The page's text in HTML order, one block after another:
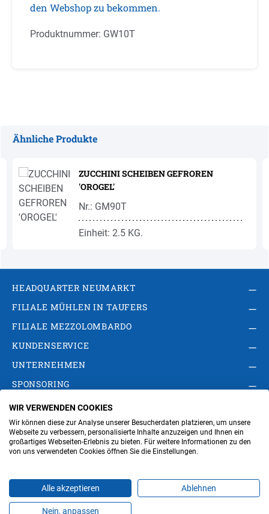
den Webshop zu bekommen.
Produktnummer: GW10T
Ähnliche Produkte
ZUCCHINI SCHEIBEN GEFROREN
'OROGEL'
Nr.: GM90T
Einheit: 2.5 KG.
HEADQUARTER NEUMARKT
FILIALE MÜHLEN IN TAUFERS
FILIALE MEZZOLOMBARDO
KUNDENSERVICE
UNTERNEHMEN
SPONSORING
AGB Privacy Policy
Impressum
Cookie-Einstellungen ändern
Verwaltung
WIR VERWENDEN COOKIES
Wir können diese zur Analyse unserer Besucherdaten platzieren, um unsere
Webseite zu verbessern, personalisierte Inhalte anzuzeigen und Ihnen ein
großartiges Webseiten-Erlebnis zu bieten. Für weitere Informationen zu den
von uns verwendeten Cookies öffnen Sie die Einstellungen.
Alle akzeptieren Ablehnen
Nein, anpassen